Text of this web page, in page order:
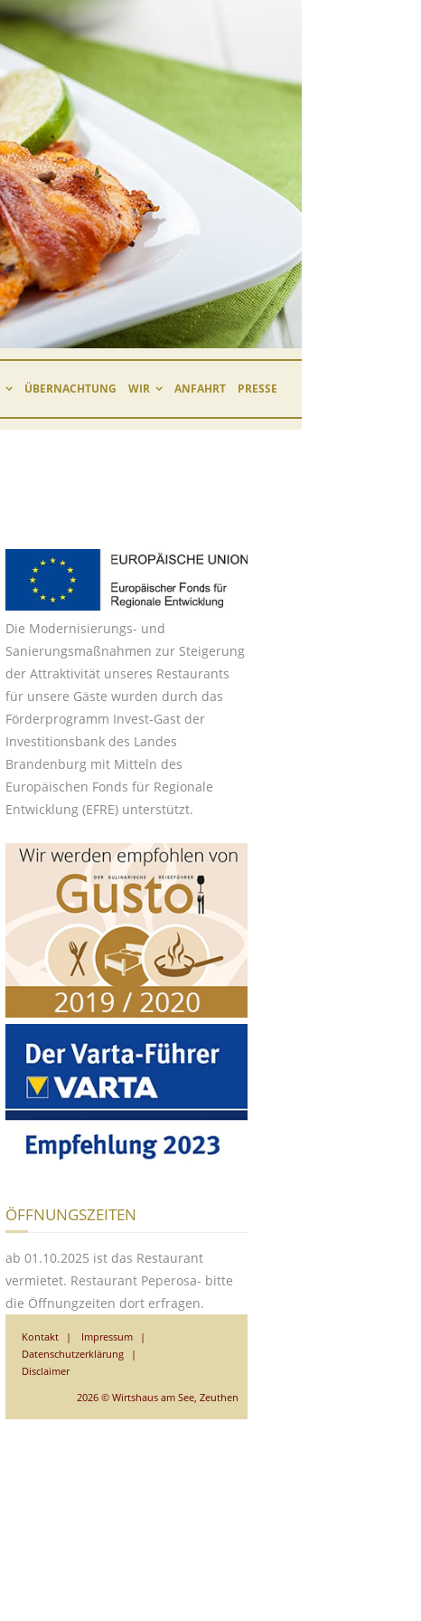
ÜBERNACHTUNG WIR ANFAHRT PRESSE
Die Modernisierungs- und
Sanierungsmaßnahmen zur Steigerung
der Attraktivität unseres Restaurants
für unsere Gäste wurden durch das
Förderprogramm Invest-Gast der
Investitionsbank des Landes
Brandenburg mit Mitteln des
Europäischen Fonds für Regionale
Entwicklung (EFRE) unterstützt.
ÖFFNUNGSZEITEN
ab 01.10.2025 ist das Restaurant
vermietet. Restaurant Peperosa- bitte
die Öffnungzeiten dort erfragen.
Kontakt
Impressum
Datenschutzerklärung
Disclaimer
2026 © Wirtshaus am See, Zeuthen